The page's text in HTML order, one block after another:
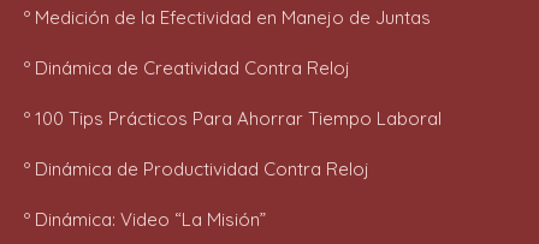
º Medición de la Efectividad en Manejo de Juntas
º Dinámica de Creatividad Contra Reloj
º 100 Tips Prácticos Para Ahorrar Tiempo Laboral
º Dinámica de Productividad Contra Reloj
º Dinámica: Video “La Misión”